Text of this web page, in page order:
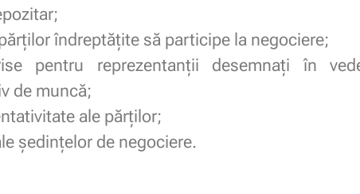
îndreptăţite să participe la negociere;
pentru reprezentanţii desemnaţi în
de muncă;
ale părţilor;
ședințelor de negociere.